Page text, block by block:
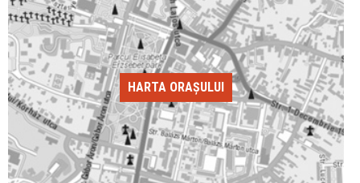
HARTA ORAȘULUI